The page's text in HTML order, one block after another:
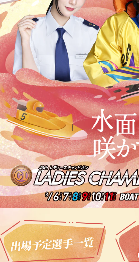
ムービー特集
レース情報
インフォメーション